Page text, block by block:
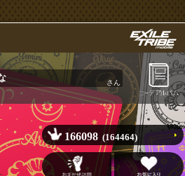
さん
166098 (164464)